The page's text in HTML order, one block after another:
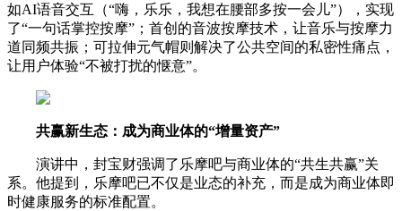
如AI语音交互（“嗨，乐乐，我想在腰部多按一会儿”），实现
了“一句话掌控按摩”；首创的音波按摩技术，让音乐与按摩力
道同频共振；可拉伸元气帽则解决了公共空间的私密性痛点，
让用户体验“不被打扰的惬意”。
共赢新生态：成为商业体的“增量资产”
演讲中，封宝财强调了乐摩吧与商业体的“共生共赢”关
系。他提到，乐摩吧已不仅是业态的补充，而是成为商业体即
时健康服务的标准配置。